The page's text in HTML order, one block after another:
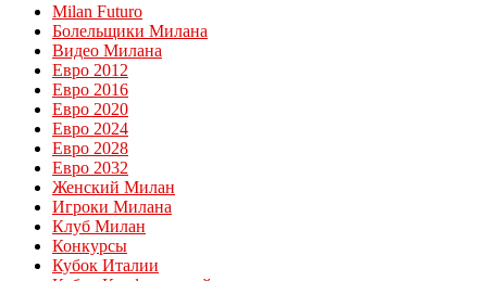
Milan Futuro
Болельщики Милана
Видео Милана
Евро 2012
Евро 2016
Евро 2020
Евро 2024
Евро 2028
Евро 2032
Женский Милан
Игроки Милана
Клуб Милан
Конкурсы
Кубок Италии